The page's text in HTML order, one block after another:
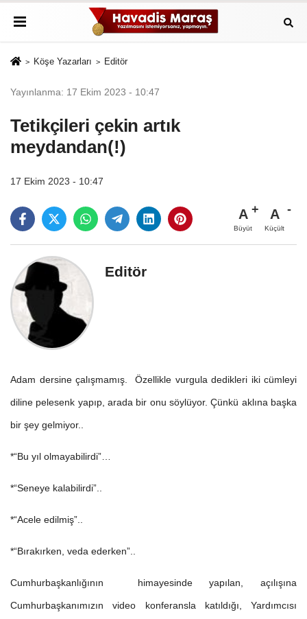
Köşe Yazarları Editör
Yayınlanma: 17 Ekim 2023 - 10:47
Tetikçileri çekin artık
meydandan(!)
17 Ekim 2023 - 10:47
A
Büyüt
A
Küçült
Editör
Adam dersine çalışmamış. Özellikle vurgula dedikleri iki cümleyi
diline pelesenk yapıp, arada bir onu söylüyor. Çünkü aklına başka
bir şey gelmiyor..
*“Bu yıl olmayabilirdi”…
*“Seneye kalabilirdi”..
*“Acele edilmiş”..
*“Bırakırken, veda ederken”..
Cumhurbaşkanlığının himayesinde yapılan, açılışına
Cumhurbaşkanımızın video konferansla katıldığı, Yardımcısı